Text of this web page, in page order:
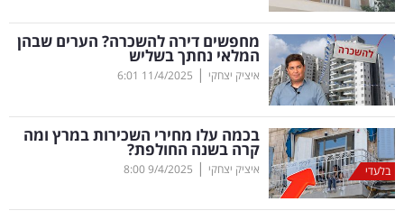
מינויים
רייטינג
רכב
בריאות
תרבות
מחפשים דירה להשכרה? הערים שבהן
המלאי נחתך בשליש
איציק יצחקי |
11/4/2025
6:01
בלעדי
בכמה עלו מחירי השכירות במרץ ומה
קרה בשנה החולפת?
איציק יצחקי |
9/4/2025
8:00